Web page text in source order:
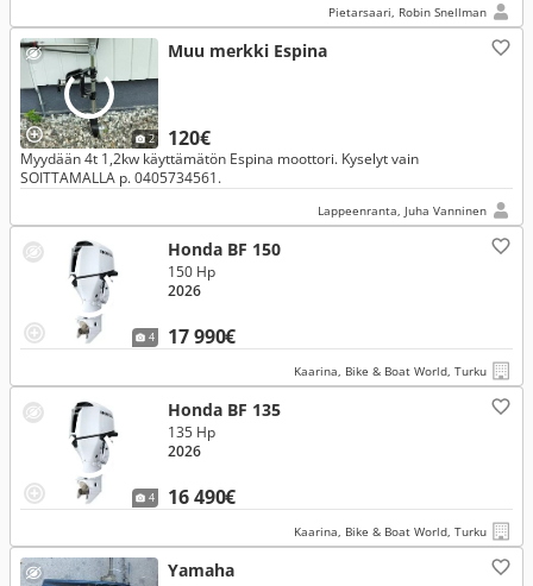
Pietarsaari, Robin Snellman
2
Muu merkki Espina
120€
Myydään 4t 1,2kw käyttämätön Espina moottori. Kyselyt vain
SOITTAMALLA p. 0405734561.
Lappeenranta, Juha Vanninen
4
Honda BF 150
17 990€
150 Hp
2026
Kaarina, Bike & Boat World, Turku
4
Honda BF 135
16 490€
135 Hp
2026
Kaarina, Bike & Boat World, Turku
Yamaha